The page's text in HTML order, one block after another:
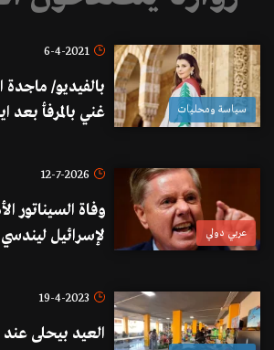
سياسة ومحليات
6-4-2021
بالفيديو/
غني بالمرفأ بعد
بالأرض
عربي دولي
12-7-2026
وفاة السيناتور
لإسرائيل
19-4-2023